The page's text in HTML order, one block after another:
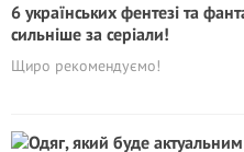
6 українських фентезі та
сильніше за серіали!
Щиро рекомендуємо!